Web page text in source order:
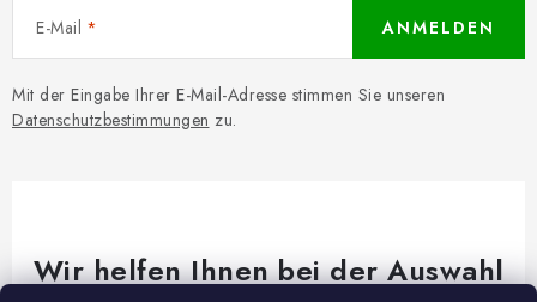
E-Mail
Mit der Eingabe Ihrer E-Mail-Adresse stimmen Sie unseren
Datenschutzbestimmungen zu.
ANMELDEN
Wir helfen Ihnen bei der Auswahl